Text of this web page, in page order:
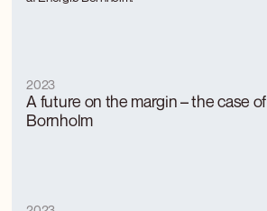
A future on the margin – the case
Bornholm
2023